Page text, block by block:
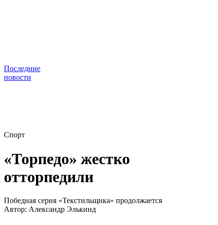
Последние
новости
Спорт
«Торпедо» жестко
отторпедили
Победная серия «Текстильщика» продолжается
Автор: Александр Элькинд